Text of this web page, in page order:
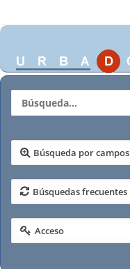
Búsqueda por campos
Búsquedas frecuentes
Acceso